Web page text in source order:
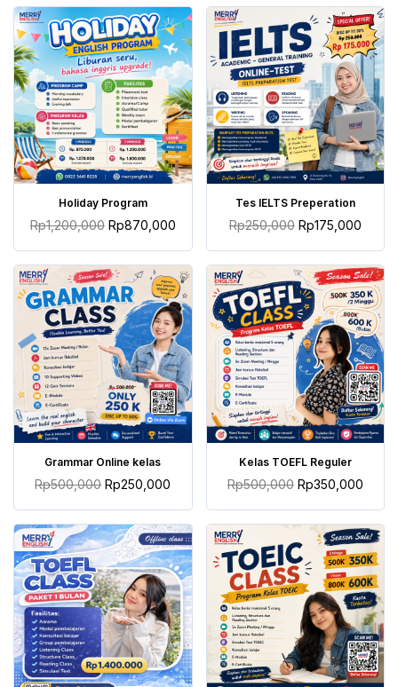
TAMBAH KE KERANJANG
Holiday Program
Rp1,200,000 Rp870,000
TAMBAH KE KERANJANG
Tes IELTS Preperation
Rp250,000 Rp175,000
TAMBAH KE KERANJANG
Grammar Online kelas
Rp500,000 Rp250,000
TAMBAH KE KERANJANG
Kelas TOEFL Reguler
Rp500,000 Rp350,000